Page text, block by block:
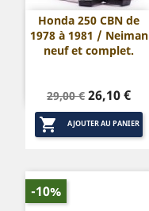
Honda 250 CBN de
1978 à 1981 / Neiman
neuf et complet.
Prix
de
base
29,00 € Prix
26,10 €
 AJOUTER AU PANIER
-10%